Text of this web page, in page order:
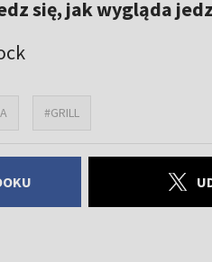
się, jak wygląda
#GRILL